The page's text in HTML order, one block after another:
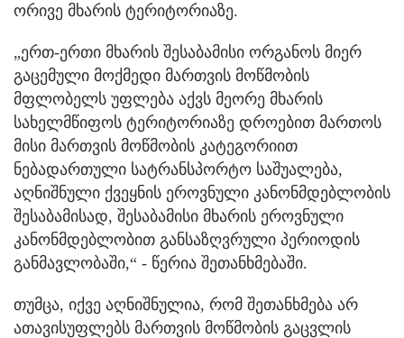
ორივე მხარის ტერიტორიაზე.
„ერთ-ერთი მხარის შესაბამისი ორგანოს მიერ
გაცემული მოქმედი მართვის მოწმობის
მფლობელს უფლება აქვს მეორე მხარის
სახელმწიფოს ტერიტორიაზე დროებით მართოს
მისი მართვის მოწმობის კატეგორიით
ნებადართული სატრანსპორტო საშუალება,
აღნიშნული ქვეყნის ეროვნული კანონმდებლობის
შესაბამისად, შესაბამისი მხარის ეროვნული
კანონმდებლობით განსაზღვრული პერიოდის
განმავლობაში,“ - წერია შეთანხმებაში.
თუმცა, იქვე აღნიშნულია, რომ შეთანხმება არ
ათავისუფლებს მართვის მოწმობის გაცვლის